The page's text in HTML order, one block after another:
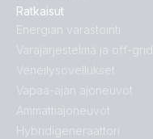
Ratkaisut
Energian varastointi
Varajärjestelmä ja off-grid
Veneilysovellukset
Vapaa-ajan ajoneuvot
Ammattiajoneuvot
Hybridigeneraattori